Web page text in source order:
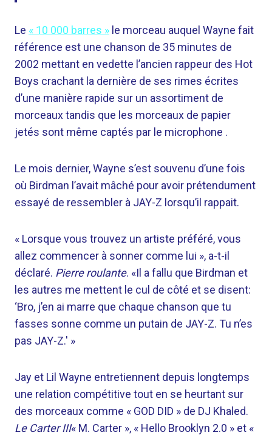
Le « 10 000 barres » le morceau auquel Wayne fait
référence est une chanson de 35 minutes de
2002 mettant en vedette l’ancien rappeur des Hot
Boys crachant la dernière de ses rimes écrites
d’une manière rapide sur un assortiment de
morceaux tandis que les morceaux de papier
jetés sont même captés par le microphone .
Le mois dernier, Wayne s’est souvenu d’une fois
où Birdman l’avait mâché pour avoir prétendument
essayé de ressembler à JAY-Z lorsqu’il rappait.
« Lorsque vous trouvez un artiste préféré, vous
allez commencer à sonner comme lui », a-t-il
déclaré. Pierre roulante. «Il a fallu que Birdman et
les autres me mettent le cul de côté et se disent:
‘Bro, j’en ai marre que chaque chanson que tu
fasses sonne comme un putain de JAY-Z. Tu n’es
pas JAY-Z.' »
Jay et Lil Wayne entretiennent depuis longtemps
une relation compétitive tout en se heurtant sur
des morceaux comme « GOD DID » de DJ Khaled.
Le Carter III« M. Carter », « Hello Brooklyn 2.0 » et «